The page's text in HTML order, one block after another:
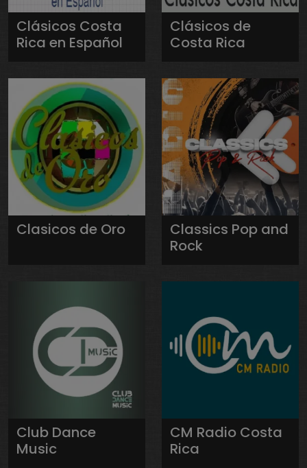
Clásicos Costa
Rica en Español
Clásicos de
Costa Rica
Clasicos de Oro
Classics Pop and
Rock
Club Dance
Music
CM Radio Costa
Rica